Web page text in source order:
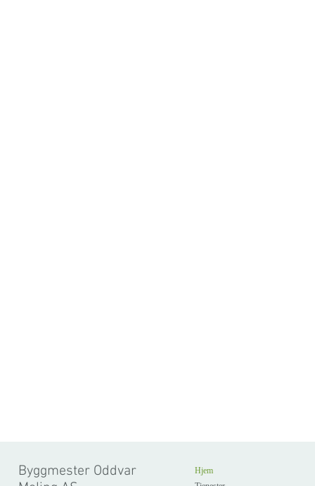
Byggmester Oddvar
Hjem